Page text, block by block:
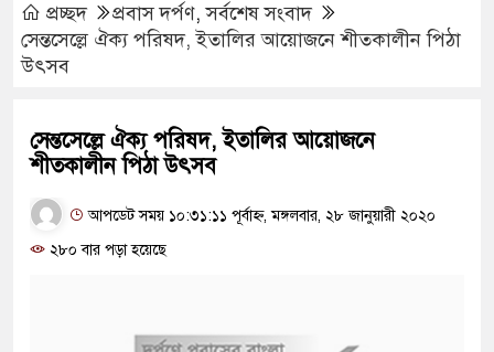
প্রচ্ছদ প্রবাস দর্পণ,সর্বশেষ সংবাদ
সেন্তসেল্লে ঐক্য পরিষদ, ইতালির আয়োজনে শীতকালীন পিঠা
উৎসব
সেন্তসেল্লে ঐক্য পরিষদ, ইতালির আয়োজনে
শীতকালীন পিঠা উৎসব
আপডেট সময় ১০:৩১:১১ পূর্বাহ্ন, মঙ্গলবার, ২৮ জানুয়ারী ২০২০
২৮০ বার পড়া হয়েছে